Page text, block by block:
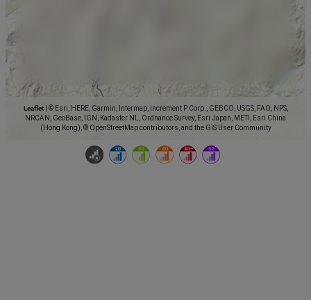
Leaflet
© Esri, HERE, Garmin, Intermap, increment P Corp., GEBCO, USGS, FAO, NPS,
NRCAN, GeoBase, IGN, Kadaster NL, Ordnance Survey, Esri Japan, METI, Esri China
(Hong Kong), © OpenStreetMap contributors, and the GIS User Community